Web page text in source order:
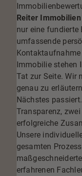
Reiter Immobilien
nur eine fundierte
umfassende
Immobilie stehen
Tat zur Seite.Wir
genau zu erläutern
Nächstes
Transparenz,
erfolgreiche
Unsere
gesamten
erfahrenen